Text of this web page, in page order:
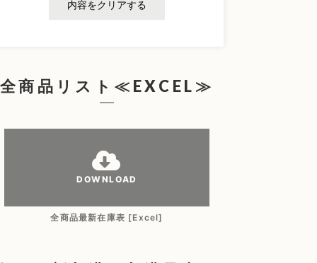
内容をクリアする
全商品リスト≪EXCEL≫
DOWNLOAD
全商品最新在庫表 [Excel]